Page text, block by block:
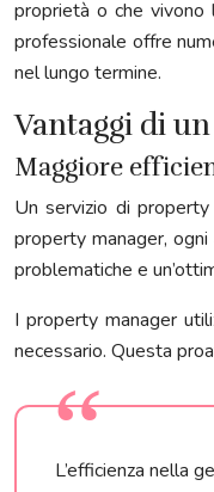
proprietà o che vivono
professionale offre
nel lungo termine.
Vantaggi di
Maggiore
Un servizio di
property manager,
problematiche e
I property manager
necessario. Questa
L’efficienza nella